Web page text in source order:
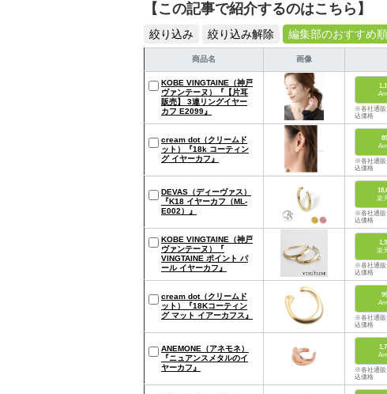
【この記事で紹介するのはこちら】
絞り込み 絞り込み解除 編集部のおすすめ順
商品名 画像
KOBE VINGTAINE（神戸
ヴァンテーヌ）『【片耳
販売】 3連リングイヤー
カフ E2099』
※各社通販
込価格
cream dot（クリームド
ット）『18k コーティン
グ イヤーカフ』
※各社通販
込価格
DEVAS（ディーヴァス）
『K18 イヤーカフ（ML-
E002）』
楽
※各社通販
込価格
KOBE VINGTAINE（神戸
ヴァンテーヌ）『
VINGTAINE ポイント パ
ール イヤーカフ』
楽
※各社通販
込価格
cream dot（クリームド
ット）『18Kコーティン
グ マット イアーカフス』
※各社通販
込価格
ANEMONE（アネモネ）
『ニュアンスメタルのイ
ヤーカフ』
※各社通販
込価格